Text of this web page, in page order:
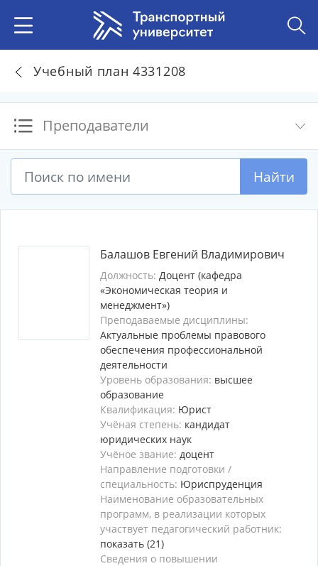
Учебный план 4331208
Преподаватели
Найти
Балашов Евгений Владимирович
Должность: Доцент (кафедра
«Экономическая теория и
менеджмент»)
Преподаваемые дисциплины:
Актуальные проблемы правового
обеспечения профессиональной
деятельности
Уровень образования: высшее
образование
Квалификация: Юрист
Учёная степень: кандидат
юридических наук
Учёное звание: доцент
Направление подготовки /
специальность: Юриспруденция
Наименование образовательных
программ, в реализации которых
участвует педагогический работник:
показать (21)
Сведения о повышении